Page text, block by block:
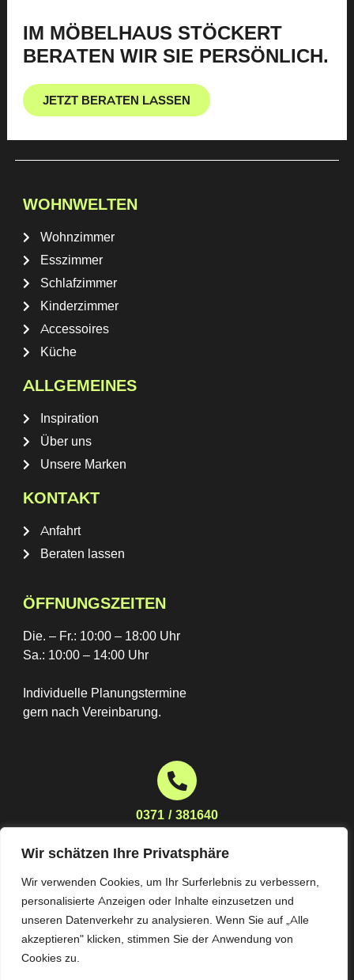
Wir schätzen Ihre Privatsphäre
Wir verwenden Cookies, um Ihr Surferlebnis zu verbessern,
personalisierte Anzeigen oder Inhalte einzusetzen und
unseren Datenverkehr zu analysieren. Wenn Sie auf „Alle
akzeptieren" klicken, stimmen Sie der Anwendung von
Cookies zu.
IM MÖBELHAUS STÖCKERT
BERATEN WIR SIE PERSÖNLICH.
JETZT BERATEN LASSEN
WOHNWELTEN
Wohnzimmer
Esszimmer
Schlafzimmer
Kinderzimmer
Accessoires
Küche
ALLGEMEINES
Inspiration
Über uns
Unsere Marken
KONTAKT
Anfahrt
Beraten lassen
ÖFFNUNGSZEITEN
Die. – Fr.: 10:00 – 18:00 Uhr
Sa.: 10:00 – 14:00 Uhr
Individuelle Planungstermine
gern nach Vereinbarung.
0371 / 381640
planung@moebelhaus-stoeckert.de